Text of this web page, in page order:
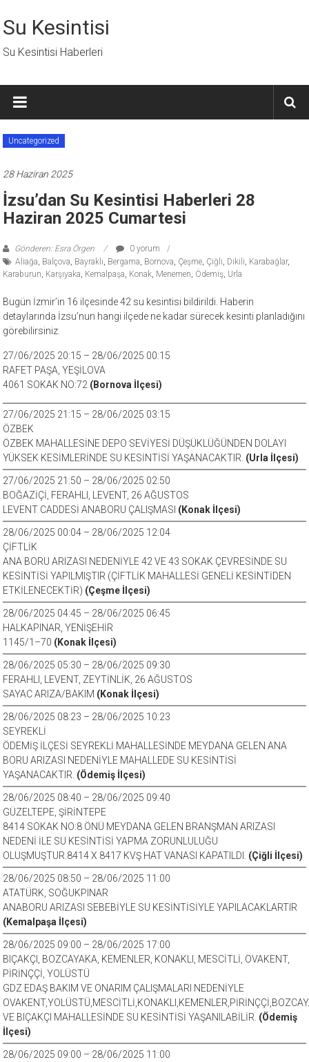
geç
Su Kesintisi
Su Kesintisi Haberleri
Uncategorized
28 Haziran 2025
İzsu’dan Su Kesintisi Haberleri 28
Haziran 2025 Cumartesi
Gönderen: Esra Örgen
0 yorum
Aliağa, Balçova, Bayraklı, Bergama, Bornova, Çeşme, Çiğli, Dikili, Karabağlar,
Karaburun, Karşıyaka, Kemalpaşa, Konak, Menemen, Ödemiş, Urla
Bugün İzmir’in 16 ilçesinde 42 su kesintisi bildirildi. Haberin
detaylarında İzsu’nun hangi ilçede ne kadar sürecek kesinti planladığını
görebilirsiniz.
27/06/2025 20:15 – 28/06/2025 00:15
RAFET PAŞA, YEŞİLOVA
4061 SOKAK NO:72 (Bornova İlçesi)
27/06/2025 21:15 – 28/06/2025 03:15
ÖZBEK
ÖZBEK MAHALLESİNE DEPO SEVİYESİ DÜŞÜKLÜĞÜNDEN DOLAYI
YÜKSEK KESİMLERİNDE SU KESİNTİSİ YAŞANACAKTIR. (Urla İlçesi)
27/06/2025 21:50 – 28/06/2025 02:50
BOĞAZİÇİ, FERAHLI, LEVENT, 26 AĞUSTOS
LEVENT CADDESİ ANABORU ÇALIŞMASI (Konak İlçesi)
28/06/2025 00:04 – 28/06/2025 12:04
ÇİFTLİK
ANA BORU ARIZASI NEDENİYLE 42 VE 43 SOKAK ÇEVRESİNDE SU
KESİNTİSİ YAPILMIŞTIR (ÇİFTLİK MAHALLESİ GENELİ KESİNTİDEN
ETKİLENECEKTİR) (Çeşme İlçesi)
28/06/2025 04:45 – 28/06/2025 06:45
HALKAPINAR, YENİŞEHİR
1145/1–70 (Konak İlçesi)
28/06/2025 05:30 – 28/06/2025 09:30
FERAHLI, LEVENT, ZEYTİNLİK, 26 AĞUSTOS
SAYAC ARIZA/BAKIM (Konak İlçesi)
28/06/2025 08:23 – 28/06/2025 10:23
SEYREKLİ
ÖDEMİŞ İLÇESİ SEYREKLİ MAHALLESİNDE MEYDANA GELEN ANA
BORU ARIZASI NEDENİYLE MAHALLEDE SU KESİNTİSİ
YAŞANACAKTIR. (Ödemiş İlçesi)
28/06/2025 08:40 – 28/06/2025 09:40
GÜZELTEPE, ŞİRİNTEPE
8414 SOKAK NO:8 ÖNÜ MEYDANA GELEN BRANŞMAN ARIZASI
NEDENİ İLE SU KESİNTİSİ YAPMA ZORUNLULUĞU
OLUŞMUŞTUR.8414 X 8417 KVŞ HAT VANASI KAPATILDI. (Çiğli İlçesi)
28/06/2025 08:50 – 28/06/2025 11:00
ATATÜRK, SOĞUKPINAR
ANABORU ARIZASI SEBEBİYLE SU KESİNTİSİYLE YAPILACAKLARTIR
(Kemalpaşa İlçesi)
28/06/2025 09:00 – 28/06/2025 17:00
BIÇAKÇI, BOZCAYAKA, KEMENLER, KONAKLI, MESCİTLİ, OVAKENT,
PİRİNÇÇİ, YOLÜSTÜ
GDZ EDAŞ BAKIM VE ONARIM ÇALIŞMALARI NEDENİYLE
VE BIÇAKÇI MAHALLESİNDE SU KESİNTİSİ YAŞANILABİLİR. (Ödemiş
İlçesi)
28/06/2025 09:00 – 28/06/2025 11:00